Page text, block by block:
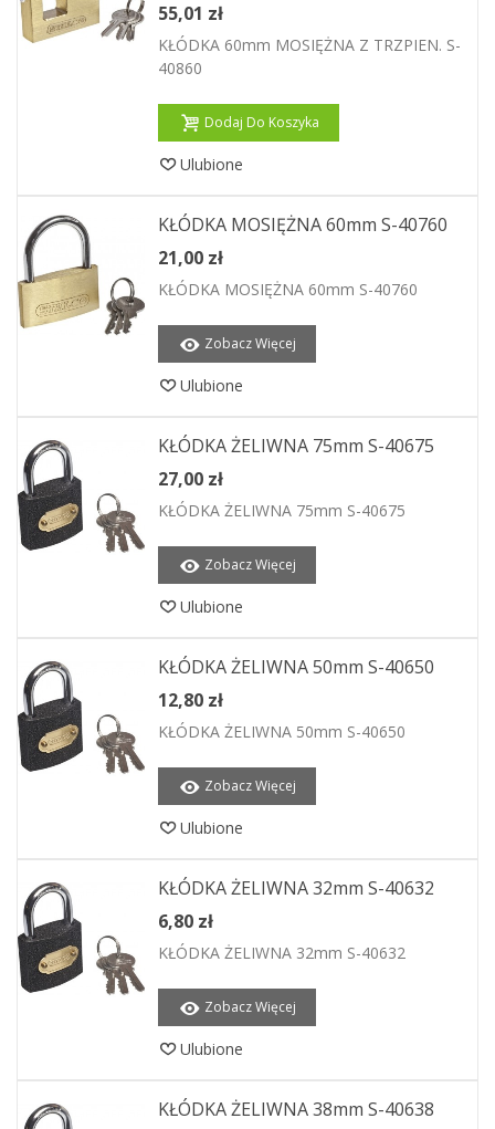
55,01 zł
KŁÓDKA 60mm MOSIĘŻNA Z TRZPIEN. S-
40860
Dodaj Do Koszyka
Ulubione
KŁÓDKA MOSIĘŻNA 60mm S-40760
21,00 zł
KŁÓDKA MOSIĘŻNA 60mm S-40760
Zobacz Więcej
Ulubione
KŁÓDKA ŻELIWNA 75mm S-40675
27,00 zł
KŁÓDKA ŻELIWNA 75mm S-40675
Zobacz Więcej
Ulubione
KŁÓDKA ŻELIWNA 50mm S-40650
12,80 zł
KŁÓDKA ŻELIWNA 50mm S-40650
Zobacz Więcej
Ulubione
KŁÓDKA ŻELIWNA 32mm S-40632
6,80 zł
KŁÓDKA ŻELIWNA 32mm S-40632
Zobacz Więcej
Ulubione
KŁÓDKA ŻELIWNA 38mm S-40638